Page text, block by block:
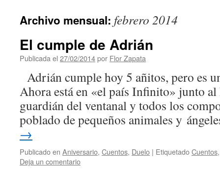
Archivo mensual: febrero 2014
El cumple de Adrián
Publicada el 27/02/2014por Flor Zapata
Adrián cumple hoy 5 añitos, pero es
Ahora está en «el país Infinito» junto al
guardián del ventanal y todos los
poblado de pequeños animales y
→
Publicado en Aniversario, Cuentos, Duelo | EtiquetadoCuentos
Deja un comentario